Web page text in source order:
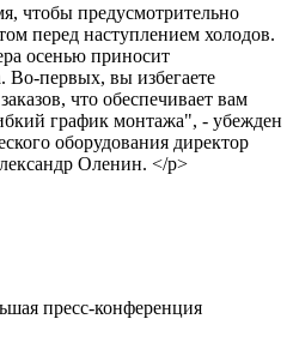
чтобы предусмотрительно
перед наступлением холодов.
осенью приносит
первых, вы избегаете
что обеспечивает вам
график монтажа", - убежден
оборудования директор
Оленин. </p>
пресс-конференция